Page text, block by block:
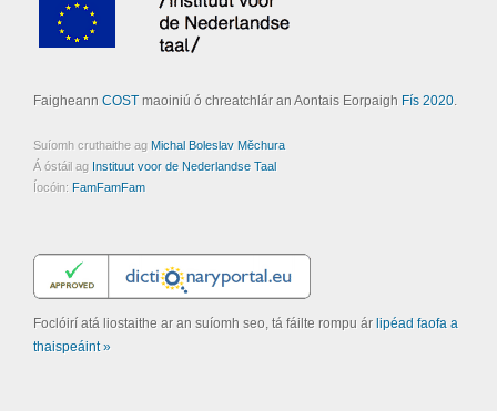
Faigheann COSTmaoiniú ó chreatchlár an Aontais Eorpaigh Fís 2020.
Suíomh cruthaithe ag Michal Boleslav Měchura
Á óstáil ag Instituut voor de Nederlandse Taal
Íocóin: FamFamFam
Foclóirí atá liostaithe ar an suíomh seo, tá fáilte rompu ár lipéad faofa a
thaispeáint »